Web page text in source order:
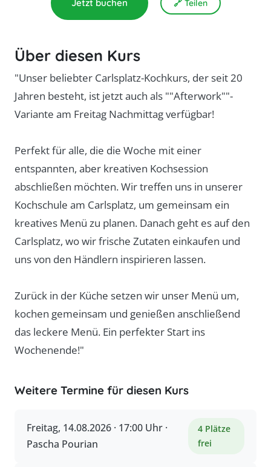
Jetzt buchen 🔗 Teilen
Über diesen Kurs
"Unser beliebter Carlsplatz-Kochkurs, der seit 20
Jahren besteht, ist jetzt auch als ""Afterwork""-
Variante am Freitag Nachmittag verfügbar!
Perfekt für alle, die die Woche mit einer
entspannten, aber kreativen Kochsession
abschließen möchten. Wir treffen uns in unserer
Kochschule am Carlsplatz, um gemeinsam ein
kreatives Menü zu planen. Danach geht es auf den
Carlsplatz, wo wir frische Zutaten einkaufen und
uns von den Händlern inspirieren lassen.
Zurück in der Küche setzen wir unser Menü um,
kochen gemeinsam und genießen anschließend
das leckere Menü. Ein perfekter Start ins
Wochenende!"
Weitere Termine für diesen Kurs
Freitag, 14.08.2026 · 17:00 Uhr ·
Pascha Pourian
4 Plätze
frei